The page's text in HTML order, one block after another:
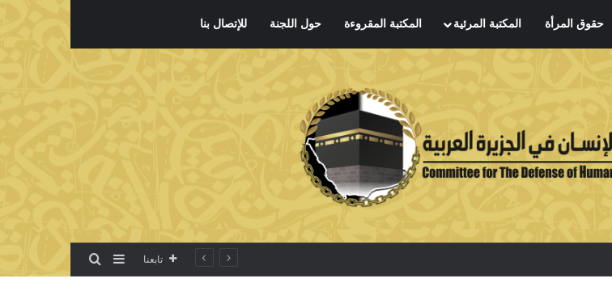
حقوق المرأة المكتبة المرئية المكتبة المقروءة حول اللجنة للإتصال بنا
تابعنا إضافة عمود جانبي
بحث عن